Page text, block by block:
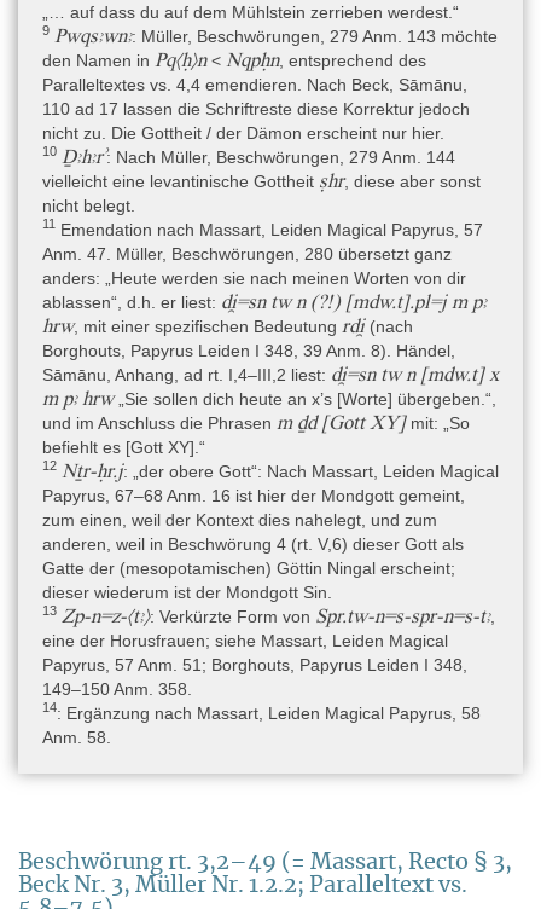
Ursprünglicher Verwendungskontext
Möglicherweise stammt der Papyrus aus einer memphitischen
Bibliothek eines Magiers, unter der Voraussetzung, dass er mit
pLeiden I 344 zusammenaufgerollt gefunden wurde (s. oben bei
Herkunft) und beide Papyri zur gleichen Bibliothek wie die
vielleicht zusammen gefundenen Papyri Leiden I 346–349
gehörten. Hierfür spricht, dass die Papyri I 346–349 nicht nur
magische, sondern auch literarische Texte enthielten; I 343+345
enthält magische und medizinische Texte, I 344 einen Hymnus
und die „Admonitions“ (siehe die Diskussion bei Enmarch 2005:
3–5; Raven 2012, 80–83). Relevant für den Verwendungskontext,
aber nicht eindeutig einschätzbar, sind die Tatsachen, dass die
magischen Texte auf einem wiederverwendeten Papyrus
geschrieben wurden, obwohl der ursprüngliche Text auch
magisch gewesen sein kann, und dass die Rolle so lange in
Benutzung war, dass er zumindest eine antike Reparatur
aufweist.
Material
Organisch » Faser, Pflanzliche und Tierische » Papyrus
Objekttyp
Artefakt » Schriftmedien » Schriftrolle
Technische Daten
Obwohl aus unterschiedlichen Privatsammlungen angekauft,
passen pLeiden I 343 und I 345 in Kol. rt. 7 unmittelbar
aneinander. Die Rolle war ursprünglich etwa 518+x cm lang und
(Massart 1954, 1–2; Beck 2015, 98). Der Papyrus ist aktuell in
(Beck 2015, 98). Es liegt ein Palimpsest vor, aber möglicherweise
gehören die Beschwörungen vs. 4,9–5,8 und vs. 9,1–10,2 zur
Originalbeschriftung, weil sie keine Spuren einer Textlöschung
„… auf dass du auf dem Mühlstein zerrieben werdest.“
9 Pwqsꜣwnꜣ: Müller, Beschwörungen, 279 Anm. 143 möchte
den Namen in Pq⟨ḥ⟩n< Nqpḥn, entsprechend des
Paralleltextes vs. 4,4 emendieren. Nach Beck, Sāmānu,
110 ad 17 lassen die Schriftreste diese Korrektur jedoch
nicht zu. Die Gottheit / der Dämon erscheint nur hier.
10 Ḏꜣhꜣrʾ: Nach Müller, Beschwörungen, 279 Anm. 144
vielleicht eine levantinische Gottheit ṣhr, diese aber sonst
nicht belegt.
11
Emendation nach Massart, Leiden Magical Papyrus, 57
Anm. 47. Müller, Beschwörungen, 280 übersetzt ganz
anders: „Heute werden sie nach meinen Worten von dir
ablassen“, d.h. er liest: di̯=sn tw n (?!) [mdw.t].pl=j m pꜣ
hrw, mit einer spezifischen Bedeutung rdi̯(nach
Borghouts, Papyrus Leiden I 348, 39 Anm. 8). Händel,
Sāmānu, Anhang, ad rt. I,4–III,2 liest: di̯=sn tw n [mdw.t] x
m pꜣ hrw„Sie sollen dich heute an x’s [Worte] übergeben.“,
und im Anschluss die Phrasen m ḏd [Gott XY]mit: „So
befiehlt es [Gott XY].“
12 Nṯr-ḥr.j: „der obere Gott“: Nach Massart, Leiden Magical
Papyrus, 67–68 Anm. 16 ist hier der Mondgott gemeint,
zum einen, weil der Kontext dies nahelegt, und zum
anderen, weil in Beschwörung 4 (rt. V,6) dieser Gott als
Gatte der (mesopotamischen) Göttin Ningal erscheint;
dieser wiederum ist der Mondgott Sin.
13 Zp-n=z-⟨tꜣ⟩: Verkürzte Form von Spr.tw-n=s-spr-n=s-tꜣ,
eine der Horusfrauen; siehe Massart, Leiden Magical
Papyrus, 57 Anm. 51; Borghouts, Papyrus Leiden I 348,
149–150 Anm. 358.
14: Ergänzung nach Massart, Leiden Magical Papyrus, 58
Anm. 58.
Beschwörung rt. 3,2–49 (= Massart, Recto § 3,
Beck Nr. 3, Müller Nr. 1.2.2; Paralleltext vs.